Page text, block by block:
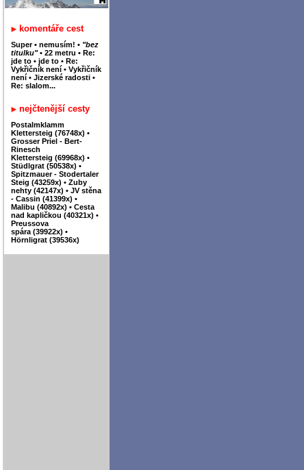
komentáře cest
Super • nemusím! • "bez
titulku" • 22 metru • Re:
jde to • jde to • Re:
Vykřičník není • Vykřičník
není • Jizerské radosti •
Re: slalom...
nejčtenější cesty
Postalmklamm
Klettersteig (76748x) •
Grosser Priel - Bert-
Rinesch
Klettersteig (69968x) •
Stüdlgrat (50538x) •
Spitzmauer - Stodertaler
Steig (43259x) • Zuby
nehty (42147x) • JV stěna
- Cassin (41399x) •
Malibu (40892x) • Cesta
nad kapličkou (40321x) •
Preussova
spára (39922x) •
Hörnligrat (39536x)